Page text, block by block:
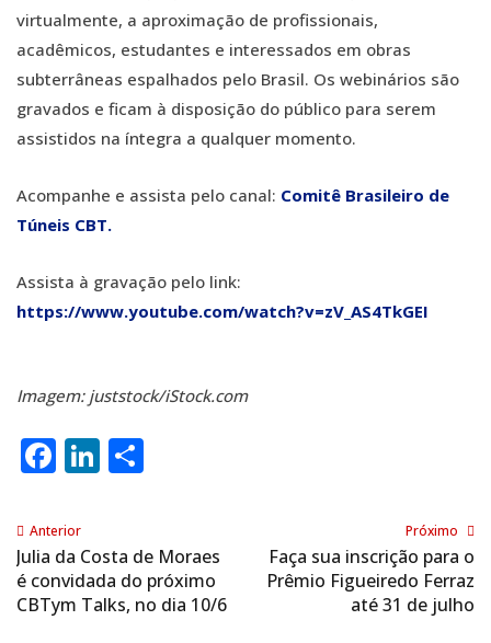
virtualmente, a aproximação de profissionais,
acadêmicos, estudantes e interessados em obras
subterrâneas espalhados pelo Brasil. Os webinários são
gravados e ficam à disposição do público para serem
assistidos na íntegra a qualquer momento.
Acompanhe e assista pelo canal: Comitê Brasileiro de
Túneis CBT.
Assista à gravação pelo link:
https://www.youtube.com/watch?v=zV_AS4TkGEI
Imagem: juststock/iStock.com
Facebook
LinkedIn
Anterior
Julia da Costa de Moraes
é convidada do próximo
CBTym Talks, no dia 10/6
Próximo
Faça sua inscrição para o
Prêmio Figueiredo Ferraz
até 31 de julho